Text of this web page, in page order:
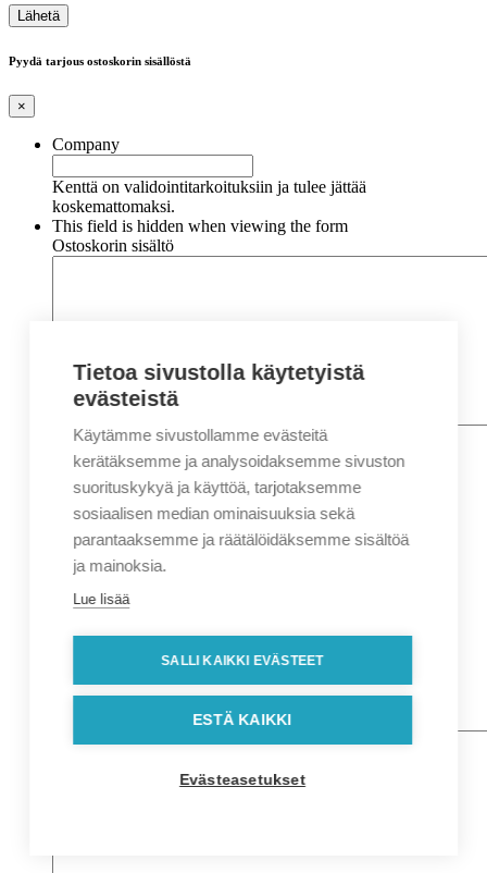
Pyydä tarjous ostoskorin sisällöstä
×
Company
Kenttä on validointitarkoituksiin ja tulee jättää
koskemattomaksi.
This field is hidden when viewing the form
Ostoskorin sisältö
Nimi*
Etunimi
Sukunimi
Sähköposti*
Puhelin*
Osoitetiedot
Lähiosoite
Postinumero
Tietoa sivustolla käytetyistä
evästeistä
Käytämme sivustollamme evästeitä
kerätäksemme ja analysoidaksemme sivuston
suorituskykyä ja käyttöä, tarjotaksemme
sosiaalisen median ominaisuuksia sekä
parantaaksemme ja räätälöidäksemme sisältöä
ja mainoksia.
Lue lisää
SALLI KAIKKI EVÄSTEET
ESTÄ KAIKKI
Evästeasetukset